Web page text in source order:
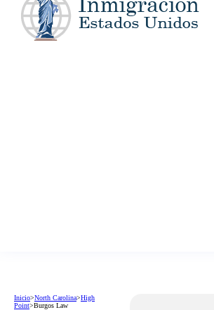
Inicio>North Carolina>High
Point>Burgos Law